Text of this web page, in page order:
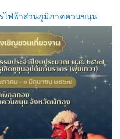
ไฟฟ้าส่วนภูมิภาคควนขนุน